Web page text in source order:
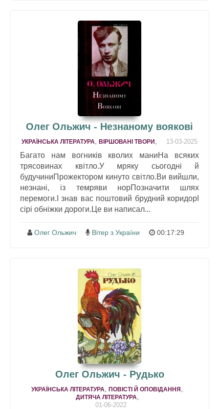
Олег Ольжич - Незнаному воякові
УКРАЇНСЬКА ЛІТЕРАТУРА ВІРШОВАНІ ТВОРИ 13-03-2025
Багато нам вогників кволих маниНа всяких
трясовинах квітло.У мряку сьогодні й
будучиниПрожектором кинуто світло.Ви вийшли,
незнані, із темряви норПозначити шлях
перемоги.І знав вас поштовий брудний коридорІ
сірі обніжки дороги.Це ви написал...
Олег Ольжич Вітер з України 00:17:29
Олег Ольжич - Рудько
УКРАЇНСЬКА ЛІТЕРАТУРА ПОВІСТІ Й ОПОВІДАННЯ
ДИТЯЧА ЛІТЕРАТУРА
01-06-2022